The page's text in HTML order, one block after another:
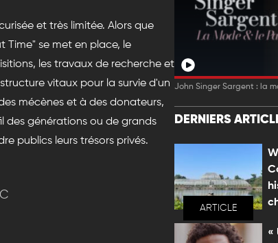
et très limitée. Alors que
Time" se met en place, le
les travaux de recherche et
vitaux pour la survie d'un
mécènes et à des donateurs,
des générations ou de grands
publics leurs trésors privés.
John Singer Sargent : la
DERNIERS
ARTICLE
«